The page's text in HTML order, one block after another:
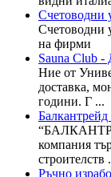
Счетоводни
Счетоводни
на фирми
Sauna Club -
Ние от
доставка,
години. Г ...
компания
строителств
Ръчно